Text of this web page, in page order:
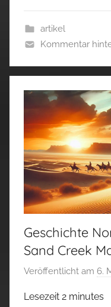
artikel
Kommentar
Geschichte
Sand Creek
Veröffentlicht am 6.
Lesezeit 2 minutes